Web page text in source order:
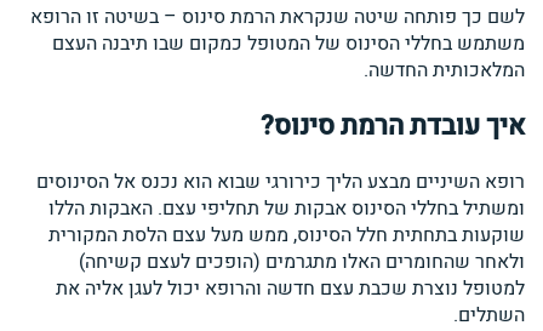
לשם כך פותחה שיטה שנקראת הרמת סינוס – בשיטה זו הרופא
משתמש בחללי הסינוס של המטופל כמקום שבו תיבנה העצם
המלאכותית החדשה.
איך עובדת הרמת סינוס?
רופא השיניים מבצע הליך כירורגי שבוא הוא נכנס אל הסינוסים
ומשתיל בחללי הסינוס אבקות של תחליפי עצם. האבקות הללו
שוקעות בתחתית חלל הסינוס, ממש מעל עצם הלסת המקורית
ולאחר שהחומרים האלו מתגרמים (הופכים לעצם קשיחה)
למטופל נוצרת שכבת עצם חדשה והרופא יכול לעגן אליה את
השתלים.